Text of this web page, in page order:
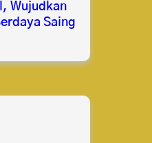
Wujudkan
Saing